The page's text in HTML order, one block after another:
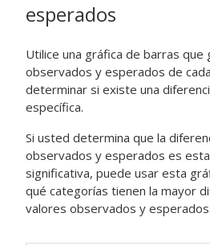
esperados
Utilice una gráfica de barras que
observados y esperados de
determinar si existe una
específica.
Si usted determina que la
observados y esperados es
significativa, puede usar esta
qué categorías tienen la mayor
valores observados y esperados.